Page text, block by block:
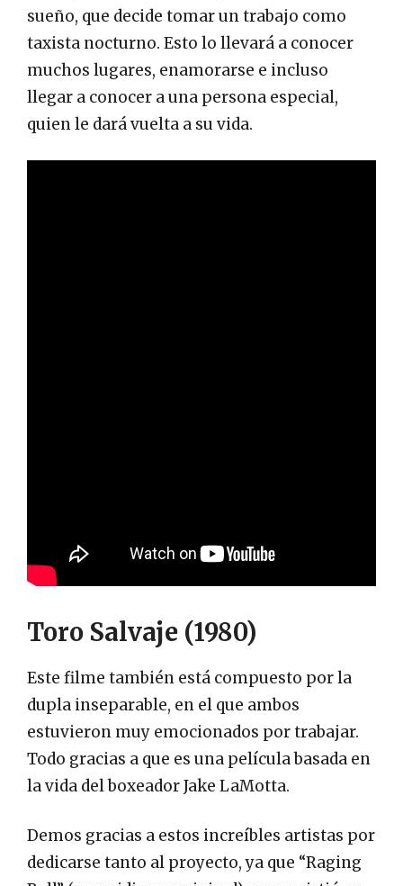
sueño, que decide tomar un trabajo como
taxista nocturno. Esto lo llevará a conocer
muchos lugares, enamorarse e incluso
llegar a conocer a una persona especial,
quien le dará vuelta a su vida.
Toro Salvaje (1980)
Este filme también está compuesto por la
dupla inseparable, en el que ambos
estuvieron muy emocionados por trabajar.
Todo gracias a que es una película basada en
la vida del boxeador Jake LaMotta.
Demos gracias a estos increíbles artistas por
dedicarse tanto al proyecto, ya que “Raging